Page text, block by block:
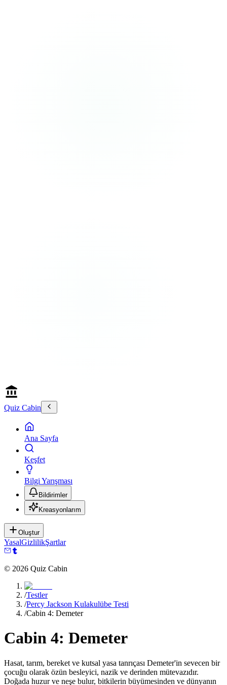
Quiz Cabin
Ana Sayfa
Keşfet
Bilgi Yarışması
Bildirimler
Kreasyonlarım
Oluştur
YasalGizlilikŞartlar
© 2026 Quiz Cabin
/Testler
/Percy Jackson Kulakulübe Testi
/Cabin 4: Demeter
Cabin 4: Demeter
Hasat, tarım, bereket ve kutsal yasa tanrıçası Demeter'in sevecen bir
çocuğu olarak özün besleyici, nazik ve derinden mütevazıdır.
Doğada huzur ve neşe bulur, bitkilerin büyümesinden ve dünyanın